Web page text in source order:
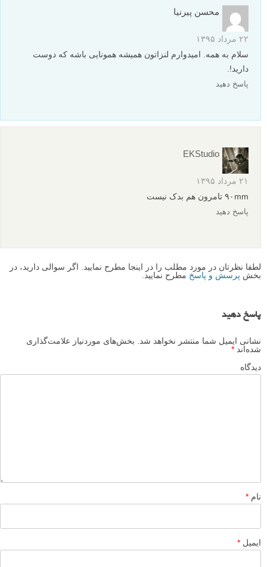
محسن پیرنیا
۲۲ مرداد ۱۳۹۵
سلام به همه. امیدوارم لنزاتون همیشه همونایی باشه که دوست
دارید!.
پاسخ دهید
EKStudio
۲۱ مرداد ۱۳۹۵
۹۰mm تامرون هم بدک نیست
پاسخ دهید
لطفا نظرتان در مورد مطلب را در اینجا مطرح نمایید. اگر سوالی دارید، در
بخش پرسش و پاسخ مطرح نمایید.
پاسخ دهید
نشانی ایمیل شما منتشر نخواهد شد.
بخش‌های موردنیاز علامت‌گذاری
شده‌اند *
دیدگاه
نام *
ایمیل *